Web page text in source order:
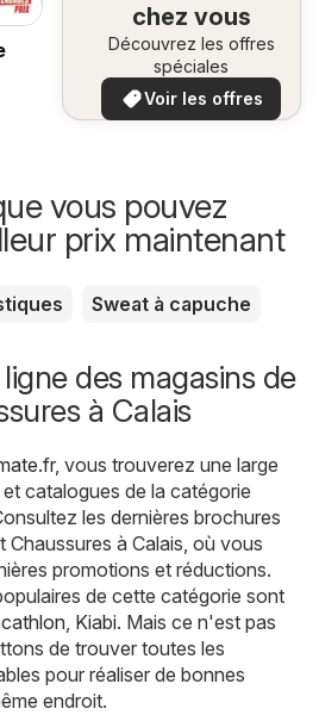
chez vous
Découvrez les offres
spéciales
Voir les offres
vous pouvez
prix maintenant
Sweat à capuche
des magasins de
à Calais
, vous trouverez une large
catalogues de la catégorie
les dernières brochures
à Calais, où vous
promotions et réductions.
de cette catégorie sont
, Kiabi. Mais ce n'est pas
de trouver toutes les
pour réaliser de bonnes
endroit.